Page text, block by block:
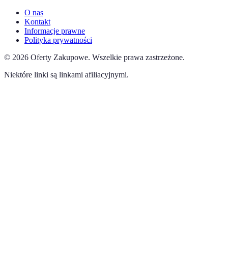
O nas
Kontakt
Informacje prawne
Polityka prywatności
© 2026 Oferty Zakupowe. Wszelkie prawa zastrzeżone.
Niektóre linki są linkami afiliacyjnymi.